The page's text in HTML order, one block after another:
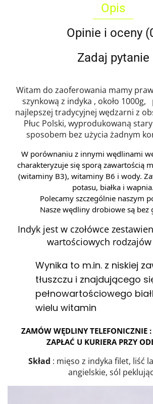
Opis
Opinie i oceny
Zadaj pytanie
Witam do zaoferowania mamy
szynkową z indyka , około 1000g,
najlepszej tradycyjnej wędzarni z
Płuc Polski, wyprodukowaną
sposobem bez użycia żadnym
W porównaniu z innymi wędlinami
charakteryzuje się sporą zawartością
(witaminy B3), witaminy B6 i wody.
potasu, białka i wapnia.
Polecamy szczególnie naszym
Nasze wędliny drobiowe są bez
Indyk jest w czołówce
wartościowych
Wynika to m.in. z niskiej
tłuszczu i znajdującego
pełnowartościowego
wielu witamin
ZAMÓW WĘDLINY TELEFONICZNIE
ZAPŁAĆ U KURIERA PRZY
Skład : mięso z indyka filet, liść
angielskie, sól